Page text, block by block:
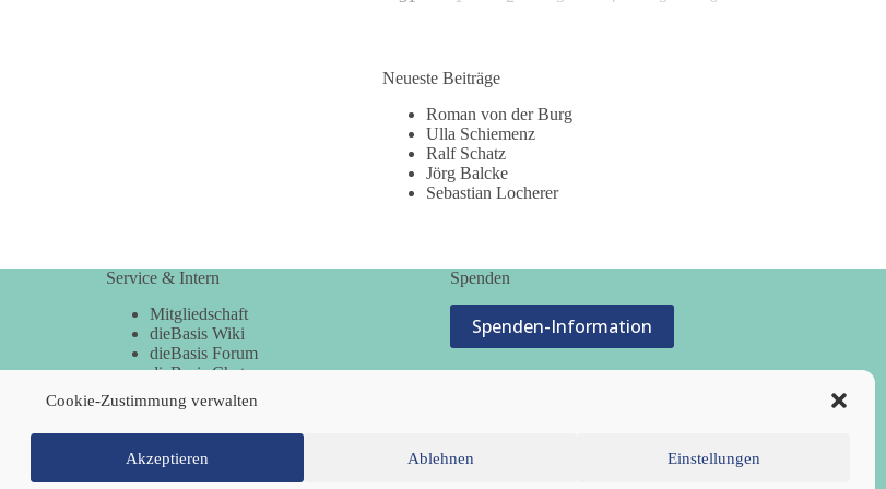
Cookie-Zustimmung verwalten
Akzeptieren Ablehnen Einstellungen
Neueste Beiträge
Roman von der Burg
Ulla Schiemenz
Ralf Schatz
Jörg Balcke
Sebastian Locherer
Service & Intern
Mitgliedschaft
dieBasis Wiki
dieBasis Forum
dieBasis Chat
dieBasis Merchandising
Cookie-Zustimmung
Spenden
Spenden-Information